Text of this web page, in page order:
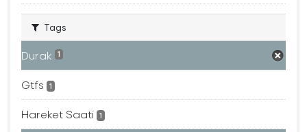
Tags
Durak 1
Gtfs 1
Hareket Saati 1